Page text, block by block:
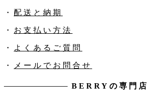
・ 配送と納期
・ お支払い方法
・ よくあるご質問
・ メールでお問合せ
BERRYの専門店